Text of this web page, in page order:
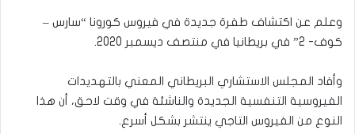
وعلم عن اكتشاف طفرة جديدة في فيروس كورونا “سارس –
كوف- 2” في بريطانيا في منتصف ديسمبر 2020.
وأفاد المجلس الاستشاري البريطاني المعني بالتهديدات
الفيروسية التنفسية الجديدة والناشئة في وقت لاحق، أن هذا
النوع من الفيروس التاجي ينتشر بشكل أسرع.